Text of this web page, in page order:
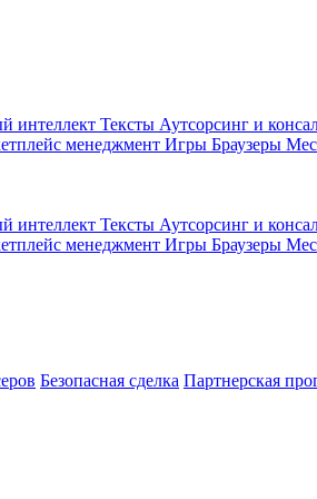
интеллект Тексты Аутсорсинг и
менеджмент Игры Браузеры
интеллект Тексты Аутсорсинг и
менеджмент Игры Браузеры
Безопасная сделка Партнерская